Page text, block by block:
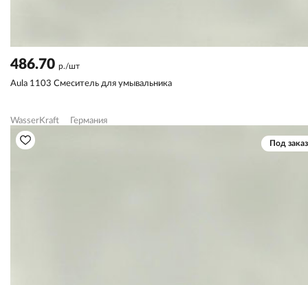
486.70 р./шт
Aula 1103 Смеситель для умывальника
WasserKraft Германия
Под заказ